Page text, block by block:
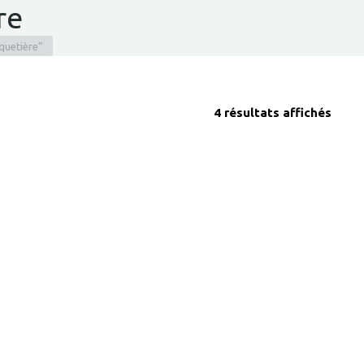
4 résultats affichés